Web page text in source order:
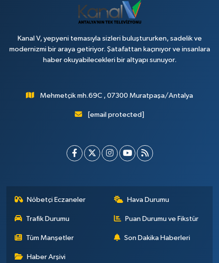
Kanal V, yepyeni temasıyla sizleri buluştururken, sadelik ve
modernizmi bir araya getiriyor. Şatafattan kaçınıyor ve insanlara
haber okuyabilecekleri bir altyapı sunuyor.
Mehmetçik mh.69C , 07300 Muratpaşa/Antalya
[email protected]
Nöbetçi Eczaneler Hava Durumu
Trafik Durumu Puan Durumu ve Fikstür
Tüm Manşetler Son Dakika Haberleri
Haber Arşivi